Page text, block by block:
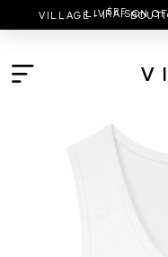
VILLAGE - 1ÈREBOUTIQUE
LIVRAISON
V I